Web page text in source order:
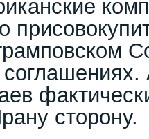
сторону.